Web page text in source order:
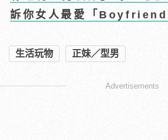
訴你女人最愛「
生活玩物 正妹／型男
Advertisements